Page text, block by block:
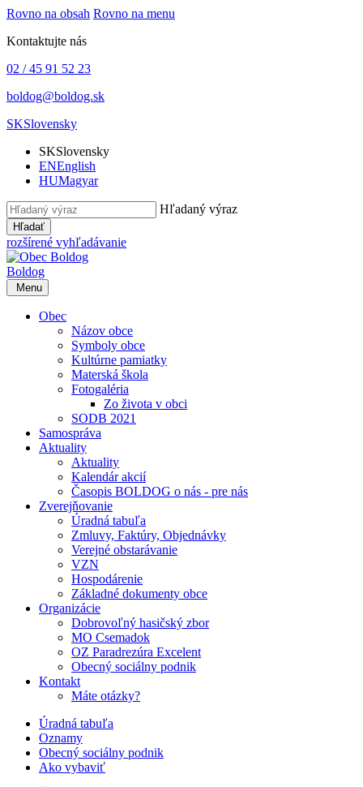
Rovno na obsah Rovno na menu
Kontaktujte nás
02 / 45 91 52 23
boldog@boldog.sk
SKSlovensky
SKSlovensky
ENEnglish
HUMagyar
Hľadaný výraz
Hľadať
rozšírené vyhľadávanie
Boldog
Menu
Obec
Názov obce
Symboly obce
Kultúrne pamiatky
Materská škola
Fotogaléria
Zo života v obci
SODB 2021
Samospráva
Aktuality
Aktuality
Kalendár akcií
Časopis BOLDOG o nás - pre nás
Zverejňovanie
Úradná tabuľa
Zmluvy, Faktúry, Objednávky
Verejné obstarávanie
VZN
Hospodárenie
Základné dokumenty obce
Organizácie
Dobrovoľný hasičský zbor
MO Csemadok
OZ Paradrezúra Excelent
Obecný sociálny podnik
Kontakt
Máte otázky?
Úradná tabuľa
Oznamy
Obecný sociálny podnik
Ako vybaviť